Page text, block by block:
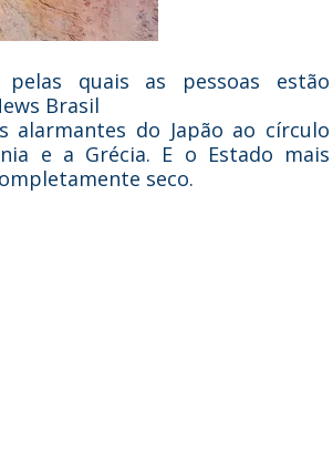
quais as pessoas estão
Brasil
do Japão ao círculo
e a Grécia. E o Estado mais
seco.